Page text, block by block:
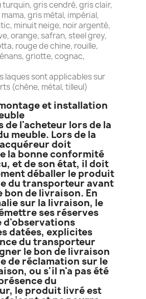
turquin, gris cendré, gris clair,
gris métal, impérial,
minuit neige, noir argenté,
orange, safran, steel grey,
rouge de chine, rouille,
griotte, cognac,
laques sont applicables sur
(chêne, métal, tilleul)
et installation
de l'acheteur lors de la
meuble. Lors de la
doit
la bonne conformité
et de son état, il doit
déballer le produit
du transporteur avant
bon de livraison. En
sur la livraison, le
ses réserves
d'observations
datées, explicites
du transporteur
le bon de livraison
de réclamation sur le
ou s'il n'a pas été
du
le produit livré est